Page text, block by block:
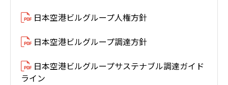
日本空港ビルグループ人権方針
日本空港ビルグループ調達方針
日本空港ビルグループサステナブル調達ガイド
ライン